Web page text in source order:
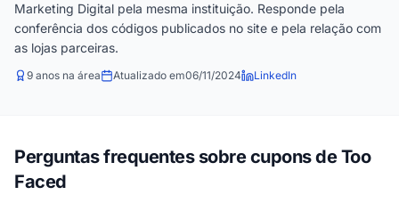
Marketing Digital pela mesma instituição. Responde pela
conferência dos códigos publicados no site e pela relação com
as lojas parceiras.
9 anos na área Atualizado em06/11/2024 LinkedIn
Perguntas frequentes sobre cupons de Too
Faced